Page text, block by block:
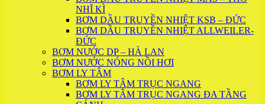
NHĨ KÌ
BƠM DẦU TRUYỀN NHIỆT KSB – ĐỨC
BƠM DẦU TRUYỀN NHIỆT ALLWEILER-
ĐỨC
BƠM NƯỚC DP – HÀ LAN
BƠM NƯỚC NÓNG NỒI HƠI
BƠM LY TÂM
BƠM LY TÂM TRỤC NGANG
BƠM LY TÂM TRỤC NGANG ĐA TẦNG